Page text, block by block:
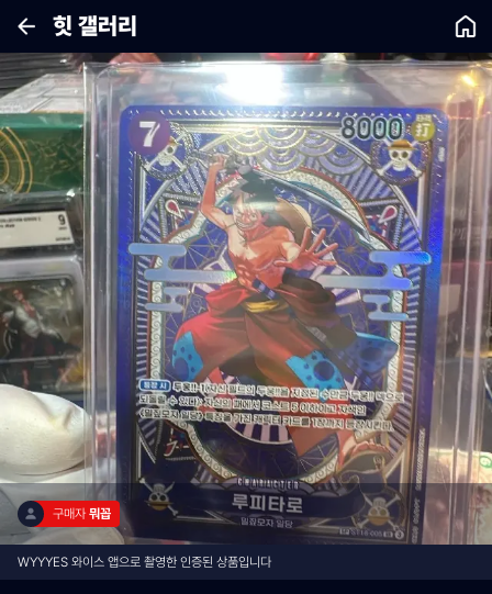
힛 갤러리
구매자 뭐꼽
WYYYES 와이스 앱으로 촬영한 인증된 상품입니다